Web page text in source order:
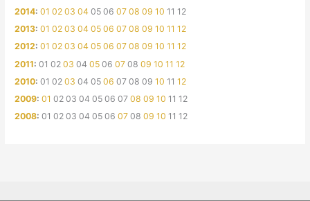
2014:01 02 03 04 05 06 07 08 09 10 11 12
2013:01 02 03 04 05 06 07 08 09 10 11 12
2012:01 02 03 04 05 06 07 08 09 10 11 12
2011:01 02 03 04 05 06 07 08 09 10 11 12
2010:01 02 03 04 05 06 07 08 09 10 11 12
2009:01 02 03 04 05 06 07 08 09 10 11 12
2008:01 02 03 04 05 06 07 08 09 10 11 12